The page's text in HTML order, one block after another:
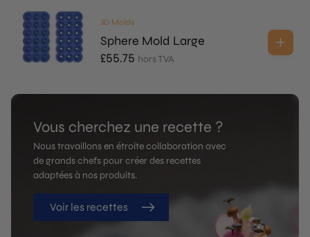
3D Molds
Sphere Mold Large
£55.75 hors TVA
Vous cherchez une recette ?
Nous travaillons en étroite collaboration avec
de grands chefs pour créer des recettes
adaptées à nos produits.
Voir les recettes